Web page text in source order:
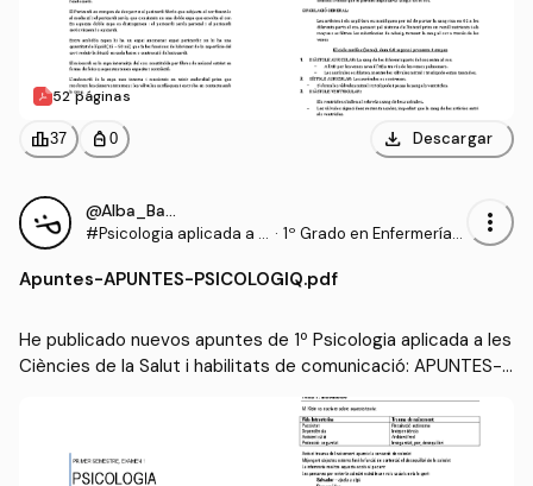
52 páginas
leaderboard37 personal_bag 0 download Descargar
@Alba_Barcons_Berga
#Psicologia aplicada a l
habilitats de comunicaci
· 1º Grado en Enfermería
more_vert
Apuntes-APUNTES-PSICOLOGIQ.pdf
He publicado nuevos apuntes de 1º Psicologia aplicada a les
Ciències de la Salut i habilitats de comunicació: APUNTES-P